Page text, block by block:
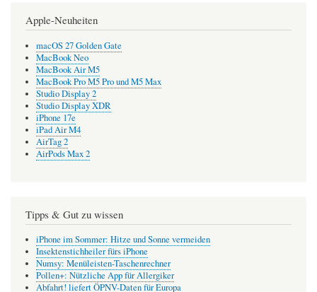
Apple-Neuheiten
macOS 27 Golden Gate
MacBook Neo
MacBook Air M5
MacBook Pro M5 Pro und M5 Max
Studio Display 2
Studio Display XDR
iPhone 17e
iPad Air M4
AirTag 2
AirPods Max 2
Tipps & Gut zu wissen
iPhone im Sommer: Hitze und Sonne vermeiden
Insektenstichheiler fürs iPhone
Numsy: Menüleisten-Taschenrechner
Pollen+: Nützliche App für Allergiker
Abfahrt! liefert ÖPNV-Daten für Europa